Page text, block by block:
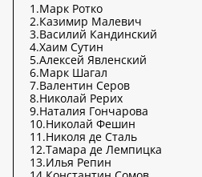
1.Марк Ротко
2.Казимир Малевич
3.Василий Кандинский
4.Хаим Сутин
5.Алексей Явленский
6.Марк Шагал
7.Валентин Серов
8.Николай Рерих
9.Наталия Гончарова
10.Николай Фешин
11.Николя де Сталь
12.Тамара де Лемпицка
13.Илья Репин